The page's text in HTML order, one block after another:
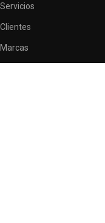
Servicios
Clientes
Marcas